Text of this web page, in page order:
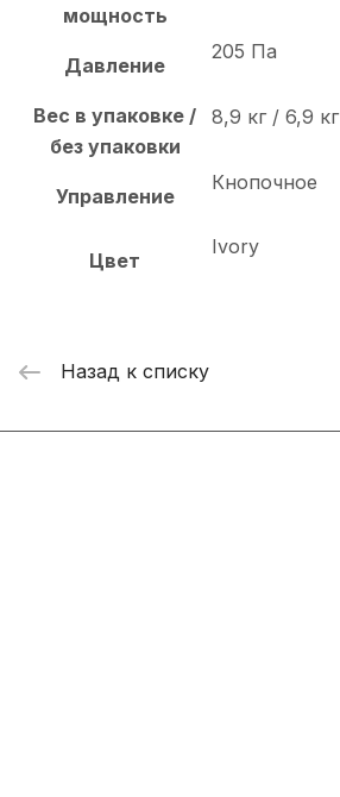
мощность
Давление
205 Па
Вес в упаковке /
без упаковки
8,9 кг / 6,9 кг
Управление
Кнопочное
Цвет
Ivory
Назад к списку